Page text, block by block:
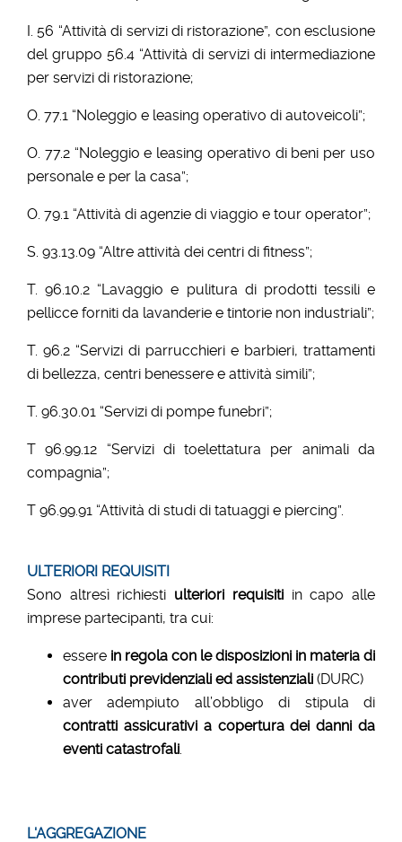
I. 56 “Attività di servizi di ristorazione”, con esclusione
del gruppo 56.4 “Attività di servizi di intermediazione
per servizi di ristorazione;
O. 77.1 “Noleggio e leasing operativo di autoveicoli”;
O. 77.2 “Noleggio e leasing operativo di beni per uso
personale e per la casa”;
O. 79.1 “Attività di agenzie di viaggio e tour operator”;
S. 93.13.09 “Altre attività dei centri di fitness”;
T. 96.10.2 “Lavaggio e pulitura di prodotti tessili e
pellicce forniti da lavanderie e tintorie non industriali”;
T. 96.2 “Servizi di parrucchieri e barbieri, trattamenti
di bellezza, centri benessere e attività simili”;
T. 96.30.01 “Servizi di pompe funebri”;
T 96.99.12 “Servizi di toelettatura per animali da
compagnia”;
T 96.99.91 “Attività di studi di tatuaggi e piercing”.
ULTERIORI REQUISITI
Sono altresì richiesti ulteriori requisitiin capo alle
imprese partecipanti, tra cui:
essere in regola con le disposizioni in materia di
contributi previdenziali ed assistenziali (DURC)
aver adempiuto all’obbligo di stipula di
contratti assicurativi a copertura dei danni da
eventi catastrofali.
L'AGGREGAZIONE